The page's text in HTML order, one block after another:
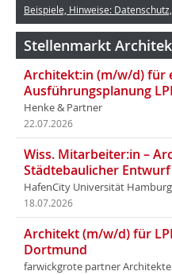
Beispiele, Hinweise:
Stellenmarkt
Architekt:in (m/w/d) für
Ausführungsplanung
Henke & Partner
22.07.2026
Wiss. Mitarbeiter:in –
Städtebaulicher
HafenCity Universität Hamburg
18.07.2026
Architekt (m/w/d) für
Dortmund
farwickgrote partner